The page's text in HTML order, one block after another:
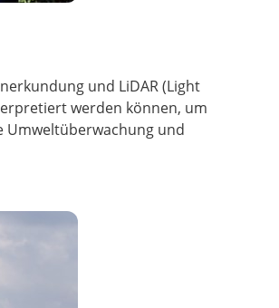
und LiDAR (Light
werden können, um
Umweltüberwachung und